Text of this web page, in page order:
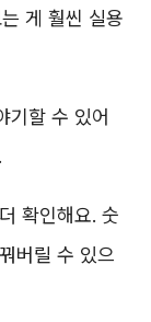
게 훨씬 실용
기할 수 있어
확인해요. 숫
버릴 수 있으